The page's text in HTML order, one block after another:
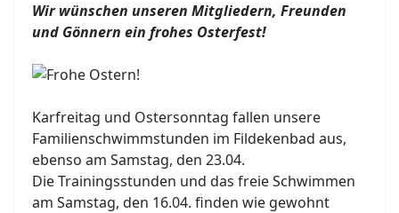
Wir wünschen unseren Mitgliedern, Freunden
und Gönnern ein frohes Osterfest!
Karfreitag und Ostersonntag fallen unsere
Familienschwimmstunden im Fildekenbad aus,
ebenso am Samstag, den 23.04.
Die Trainingsstunden und das freie Schwimmen
am Samstag, den 16.04. finden wie gewohnt